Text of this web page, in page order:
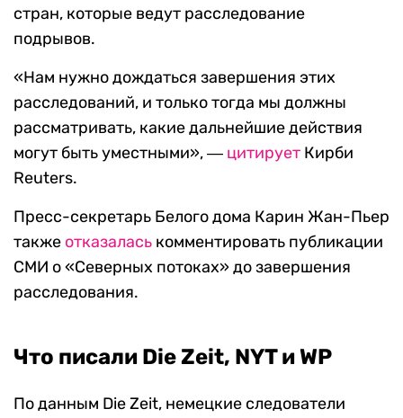
стран, которые ведут расследование
подрывов.
«Нам нужно дождаться завершения этих
расследований, и только тогда мы должны
рассматривать, какие дальнейшие действия
могут быть уместными», ― цитирует Кирби
Reuters.
Пресс-секретарь Белого дома Карин Жан-Пьер
также отказалась комментировать публикации
СМИ о «Северных потоках» до завершения
расследования.
Что писали Die Zeit, NYTиWP
По данным Die Zeit, немецкие следователи